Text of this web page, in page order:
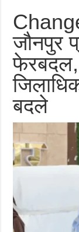
जौनपुर
बदले